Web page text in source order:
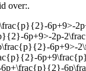
over:.
\frac{p}{2}-6p+9>-
6p+9>-2p-
6p+9>-